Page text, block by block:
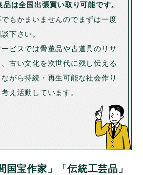
は全国出張買い取り可能です。
でもかまいませんのでまずは一度
下さい。
ビスでは骨董品や古道具のリサ
古い文化を次世代に残し伝える
がら持続・再生可能な社会作り
え活動しています。
国宝作家」「伝統工芸品」